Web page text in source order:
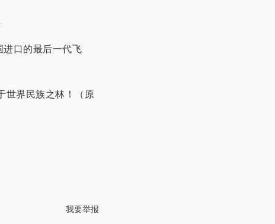
进口的最后一代飞
世界民族之林！（原
我要举报